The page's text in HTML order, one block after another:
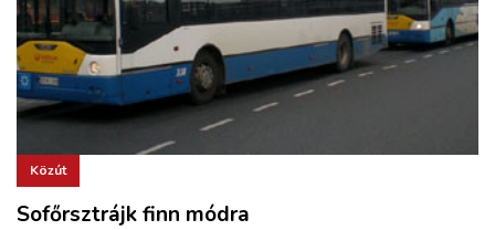
Közút
Sofőrsztrájk finn módra